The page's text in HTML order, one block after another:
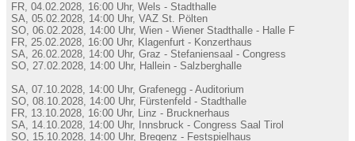
FR, 04.02.2028, 16:00 Uhr, Wels - Stadthalle
SA, 05.02.2028, 14:00 Uhr, VAZ St. Pölten
SO, 06.02.2028, 14:00 Uhr, Wien - Wiener Stadthalle - Halle F
FR, 25.02.2028, 16:00 Uhr, Klagenfurt - Konzerthaus
SA, 26.02.2028, 14:00 Uhr, Graz - Stefaniensaal - Congress
SO, 27.02.2028, 14:00 Uhr, Hallein - Salzberghalle
SA, 07.10.2028, 14:00 Uhr, Grafenegg - Auditorium
SO, 08.10.2028, 14:00 Uhr, Fürstenfeld - Stadthalle
FR, 13.10.2028, 16:00 Uhr, Linz - Brucknerhaus
SA, 14.10.2028, 14:00 Uhr, Innsbruck - Congress Saal Tirol
SO, 15.10.2028, 14:00 Uhr, Bregenz - Festspielhaus